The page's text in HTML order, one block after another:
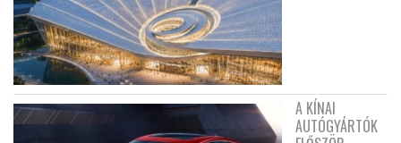
A KÍNAI
AUTÓGYÁRTÓK